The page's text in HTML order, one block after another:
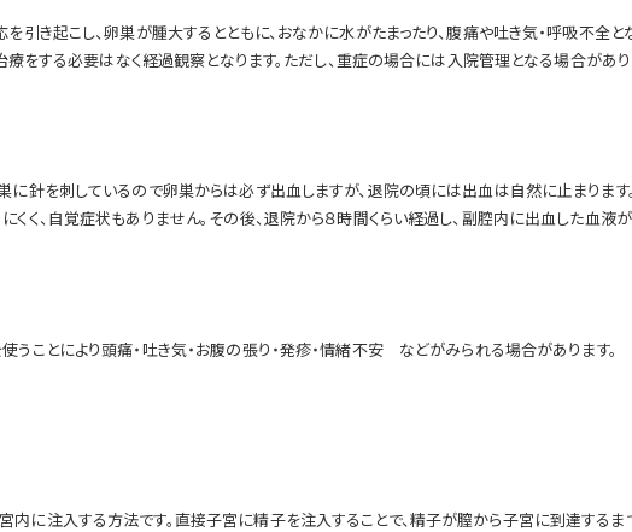
き起こし、卵巣が腫大するとともに、おなかに水がたまったり、腹痛や吐き気・呼吸不全
をする必要はなく経過観察となります。ただし、重症の場合には入院管理となる場合があ
針を刺しているので卵巣からは必ず出血しますが、退院の頃には出血は自然に止まります
く、自覚症状もありません。その後、退院から８時間くらい経過し、副腔内に出血した血
ことにより頭痛・吐き気・お腹の張り・発疹・情緒不安 などがみられる場合があります。
に注入する方法です。直接子宮に精子を注入することで、精子が膣から子宮に到達するま